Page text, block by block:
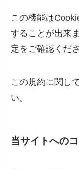
この機能は
することが出来
定をご確認くださ
この規約に関し
い。
当サイトへの